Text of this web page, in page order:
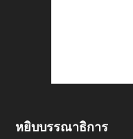
หยิบบรรณาธิการ